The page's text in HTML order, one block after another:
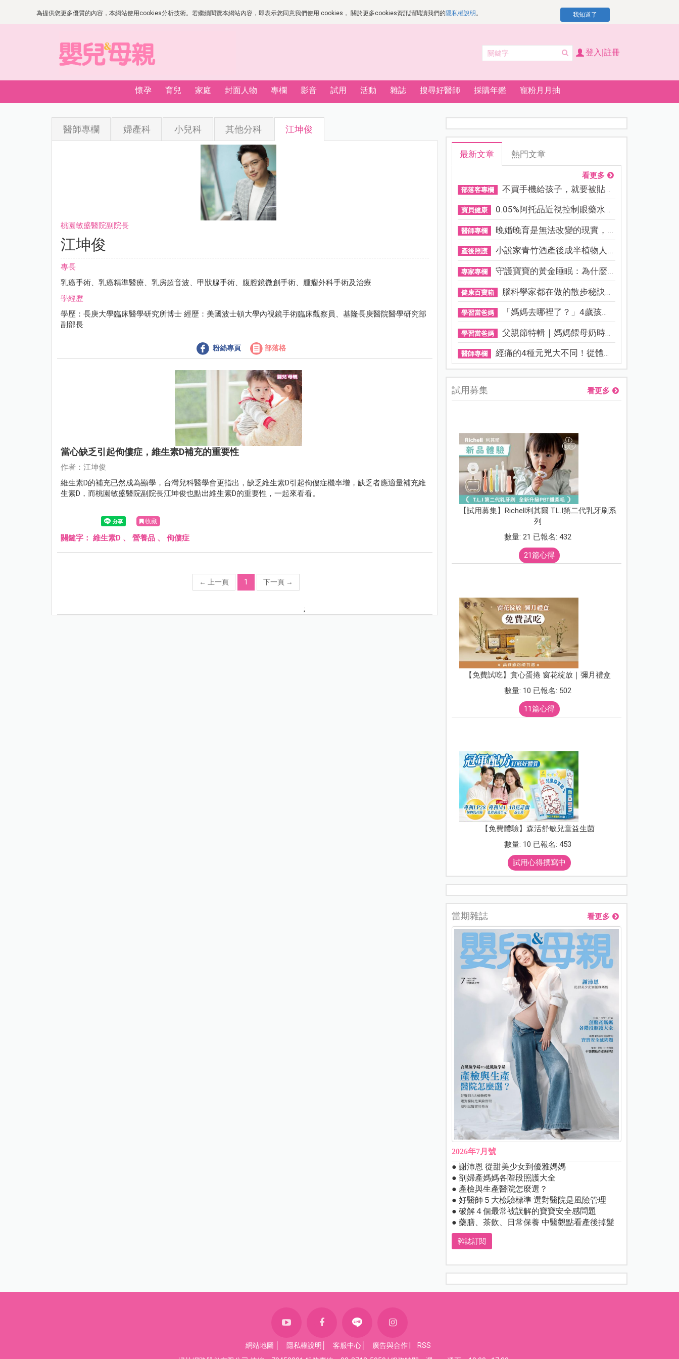
為提供您更多優質的內容，本網站使用cookies分析技術。若繼續閱覽本網站內容，即表示您同意我們使用 cookies， 關於更多cookies資訊請閱讀我們的隱私權說明 。 我知道了
登入|註冊
懷孕 育兒 家庭 封面人物 專欄 影音 試用 活動 雜誌 搜尋好醫師 採購年鑑 寵粉月月抽
醫師專欄 婦產科 小兒科 其他分科 江坤俊
桃園敏盛醫院副院長
江坤俊
專長
乳癌手術、乳癌精準醫療、乳房超音波、甲狀腺手術、腹腔鏡微創手術、腫瘤外科手術及治療
學經歷
學歷：長庚大學臨床醫學研究所博士 經歷：美國波士頓大學內視鏡手術臨床觀察員、基隆長庚醫院醫學研究部
副部長
粉絲專頁 部落格
當心缺乏引起佝僂症，維生素D補充的重要性
作者：江坤俊
維生素D的補充已然成為顯學，台灣兒科醫學會更指出，缺乏維生素D引起佝僂症機率增，缺乏者應適量補充維
生素D，而桃園敏盛醫院副院長江坤俊也點出維生素D的重要性，一起來看看。
收藏
關鍵字： 維生素D 、 營養品 、 佝僂症
← 上一頁 1 下一頁 →
;
最新文章 熱門文章
看更多
部落客專欄 不買手機給孩子，就要被貼「...
寶貝健康 0.05%阿托品近視控制眼藥水納...
醫師專欄 晚婚晚育是無法改變的現實，...
產後照護 小說家青竹酒產後成半植物人...
專家專欄 守護寶寶的黃金睡眠：為什麼...
健康百寶箱 腦科學家都在做的散步秘訣！...
學習當爸媽 「媽媽去哪裡了？」4歲孩子還...
學習當爸媽 父親節特輯｜媽媽餵母奶時，...
醫師專欄 經痛的4種元兇大不同！從體質...
試用募集 看更多
【試用募集】Richell利其爾 T.L.I第二代乳牙刷系
列
數量: 21 已報名: 432
21篇心得
【免費試吃】實心蛋捲 窗花綻放｜彌月禮盒
數量: 10 已報名: 502
11篇心得
【免費體驗】森活舒敏兒童益生菌
數量: 10 已報名: 453
試用心得撰寫中
當期雜誌 看更多
2026年7月號
● 謝沛恩 從甜美少女到優雅媽媽
● 剖婦產媽媽各階段照護大全
● 產檢與生產醫院怎麼選？
● 好醫師５大檢驗標準 選對醫院是風險管理
● 破解４個最常被誤解的寶寶安全感問題
● 藥膳、茶飲、日常保養 中醫觀點看產後掉髮
雜誌訂閱
網站地圖 隱私權說明 客服中心 廣告與合作
RSS